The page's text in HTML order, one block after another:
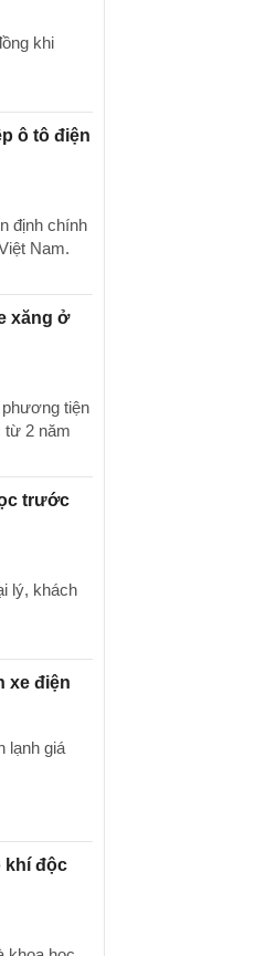
khi
ô tô điện
định chính
Nam.
xăng ở
tiện
từ 2 năm
trước
lý, khách
xe điện
lạnh giá
khí độc